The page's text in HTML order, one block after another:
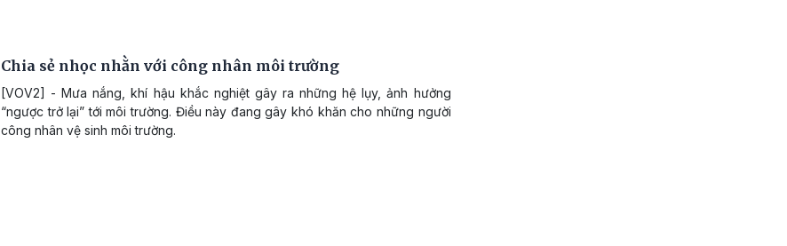
Chia sẻ nhọc nhằn với công nhân môi trường
[VOV2] - Mưa nắng, khí hậu khắc nghiệt gây ra những hệ lụy, ảnh hưởng
“ngược trở lại” tới môi trường. Điều này đang gây khó khăn cho những người
công nhân vệ sinh môi trường.